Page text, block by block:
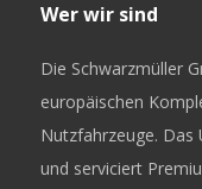
Wer wir sind
Die Schwarzmüller
europäischen
Nutzfahrzeuge.
und serviciert